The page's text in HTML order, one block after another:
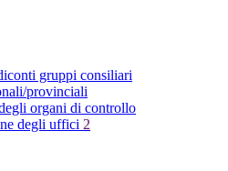
gruppi consiliari
provinciali
organi di controllo
degli uffici 2